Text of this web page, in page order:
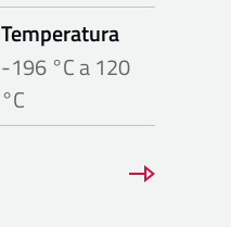
Temperatura
-196 °C a 120
°C